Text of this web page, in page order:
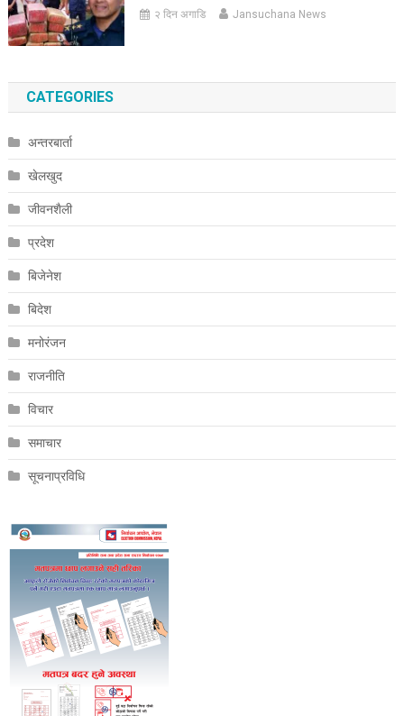
२ दिन अगाडि Jansuchana News
CATEGORIES
अन्तरबार्ता
खेलखुद
जीवनशैली
प्रदेश
बिजेनेश
बिदेश
मनोरंजन
राजनीति
विचार
समाचार
सूचनाप्रविधि